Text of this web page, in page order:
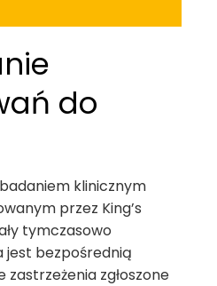
do
klinicznym
przez King’s
tymczasowo
jest bezpośrednią
zgłoszone